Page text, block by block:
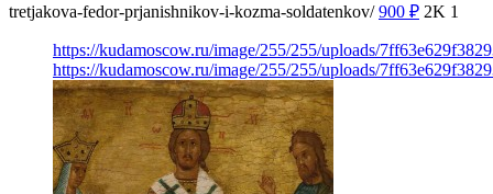
tretjakova-fedor-prjanishnikov-i-kozma-soldatenkov/ 900 ₽ 2K 1
https://kudamoscow.ru/image/255/255/uploads/
https://kudamoscow.ru/image/255/255/uploads/